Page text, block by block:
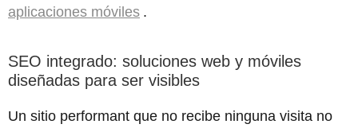
aplicaciones móviles .
SEO integrado: soluciones web y móviles
diseñadas para ser visibles
Un sitio performant que no recibe ninguna visita no